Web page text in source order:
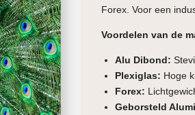
Forex. Voor een
Voordelen van de
Alu Dibond:
Plexiglas: Hoge
Forex:
Geborsteld